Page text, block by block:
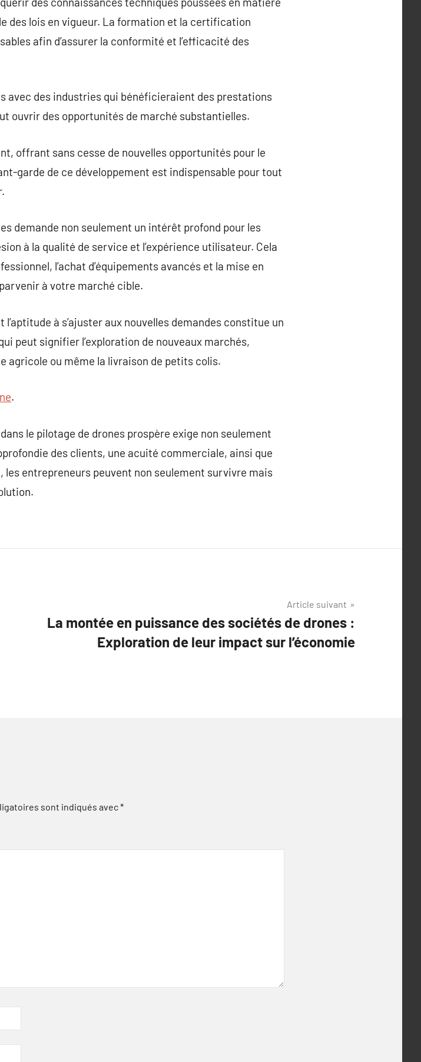
des lois en vigueur. La formation et la certification
afin d’assurer la conformité et l’efficacité des
avec des industries qui bénéficieraient des prestations
ouvrir des opportunités de marché substantielles.
offrant sans cesse de nouvelles opportunités pour le
garde de ce développement est indispensable pour tout
demande non seulement un intérêt profond pour les
à la qualité de service et l’expérience utilisateur. Cela
l’achat d’équipements avancés et la mise en
à votre marché cible.
à s’ajuster aux nouvelles demandes constitue un
peut signifier l’exploration de nouveaux marchés,
agricole ou même la livraison de petits colis.
.
le pilotage de drones prospère exige non seulement
des clients, une acuité commerciale, ainsi que
les entrepreneurs peuvent non seulement survivre mais
Article suivant
La montée en puissance des sociétés de drones :
Exploration de leur impact sur l’économie
sont indiqués avec*